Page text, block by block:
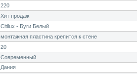
220
Хит продаж
Citilux - Буги Белый
монтажная пластина крепится к стене
20
Современный
Дания